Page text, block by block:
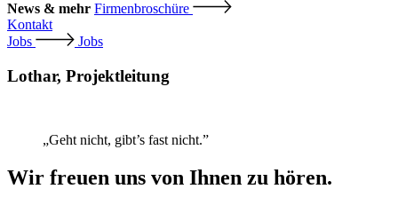
News & mehr Firmenbroschüre
Kontakt
Jobs
Jobs
Lothar, Projektleitung
„Geht nicht, gibt’s fast nicht.”
Wir freuen uns von Ihnen zu hören.